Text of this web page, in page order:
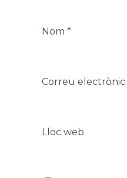
Nom *
Correu electrònic
Lloc web